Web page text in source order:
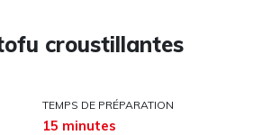
croustillantes
TEMPS DE PRÉPARATION
15 minutes